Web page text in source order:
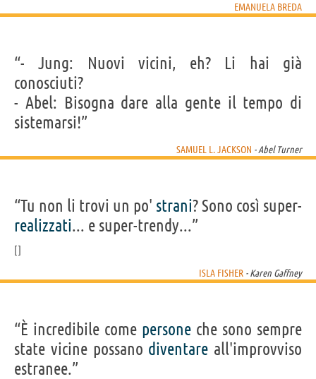
EMANUELA BREDA
“- Jung: Nuovi vicini, eh? Li hai già
conosciuti?
- Abel: Bisogna dare alla gente il tempo di
sistemarsi!”
SAMUEL L. JACKSON - Abel Turner
“Tu non li trovi un po' strani? Sono così super-
realizzati... e super-trendy...”
ISLA FISHER - Karen Gaffney
“È incredibile come persone che sono sempre
state vicine possano diventare all'improvviso
estranee.”